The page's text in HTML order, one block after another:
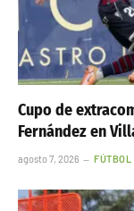
Cupo de
Fernández en
agosto 7, 2026